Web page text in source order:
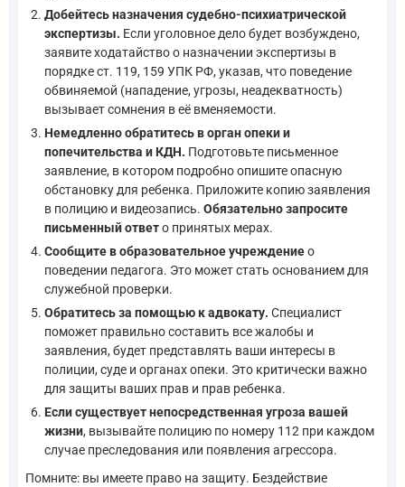
Добейтесь назначения судебно-психиатрической
экспертизы. Если уголовное дело будет возбуждено,
заявите ходатайство о назначении экспертизы в
порядке ст. 119, 159 УПК РФ, указав, что поведение
обвиняемой (нападение, угрозы, неадекватность)
вызывает сомнения в её вменяемости.
Немедленно обратитесь в орган опеки и
попечительства и КДН. Подготовьте письменное
заявление, в котором подробно опишите опасную
обстановку для ребенка. Приложите копию заявления
в полицию и видеозапись. Обязательно запросите
письменный ответо принятых мерах.
Сообщите в образовательное учреждениео
поведении педагога. Это может стать основанием для
служебной проверки.
Обратитесь за помощью к адвокату. Специалист
поможет правильно составить все жалобы и
заявления, будет представлять ваши интересы в
полиции, суде и органах опеки. Это критически важно
для защиты ваших прав и прав ребенка.
Если существует непосредственная угроза вашей
жизни, вызывайте полицию по номеру 112 при каждом
случае преследования или появления агрессора.
Помните: вы имеете право на защиту. Бездействие